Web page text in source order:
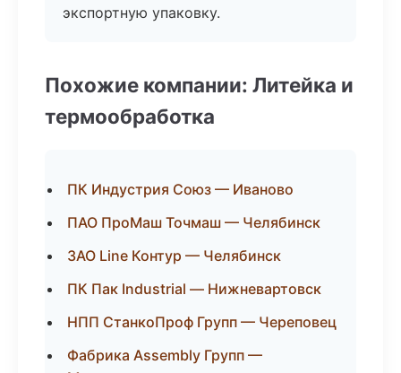
экспортную упаковку.
Похожие компании: Литейка и
термообработка
ПК Индустрия Союз — Иваново
ПАО ПроМаш Точмаш — Челябинск
ЗАО Line Контур — Челябинск
ПК Пак Industrial — Нижневартовск
НПП СтанкоПроф Групп — Череповец
Фабрика Assembly Групп —